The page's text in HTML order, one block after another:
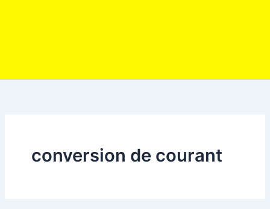
conversion de courant